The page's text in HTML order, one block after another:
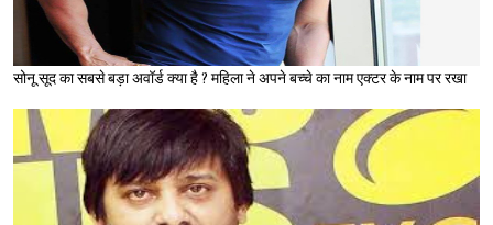
सोनू सूद का सबसे बड़ा अवॉर्ड क्या है ? महिला ने अपने बच्चे का नाम एक्टर के नाम पर रखा